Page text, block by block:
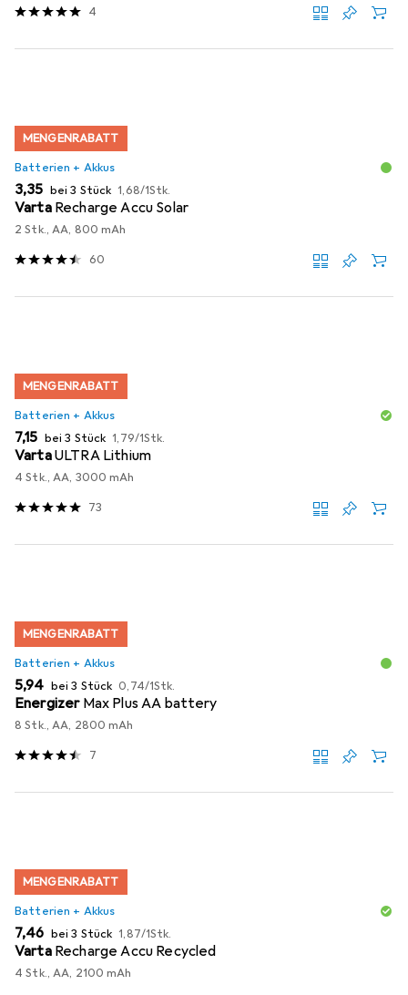
4
MENGENRABATT
Batterien + Akkus
EUR
3,35 bei 3 Stück EUR
1,68/1Stk.
Varta Recharge Accu Solar
2 Stk., AA, 800 mAh
60
MENGENRABATT
Batterien + Akkus
EUR
7,15 bei 3 Stück EUR
1,79/1Stk.
VartaULTRA Lithium
4 Stk., AA, 3000 mAh
73
MENGENRABATT
Batterien + Akkus
EUR
5,94 bei 3 Stück EUR
0,74/1Stk.
Energizer Max Plus AA battery
8 Stk., AA, 2800 mAh
7
MENGENRABATT
Batterien + Akkus
EUR
7,46 bei 3 Stück EUR
1,87/1Stk.
Varta Recharge Accu Recycled
4 Stk., AA, 2100 mAh